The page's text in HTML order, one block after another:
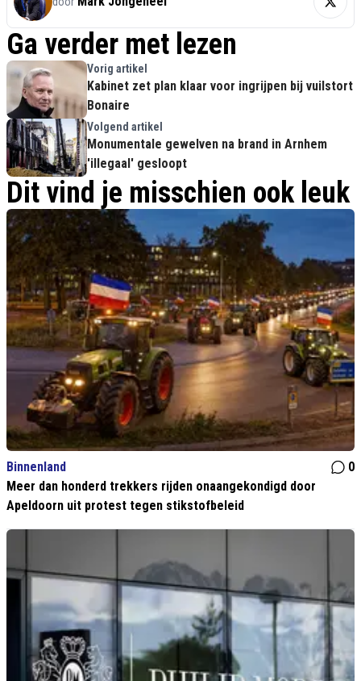
Ga verder met lezen
Vorig artikel
Kabinet zet plan klaar voor ingrijpen bij vuilstort
Bonaire
Volgend artikel
Monumentale gewelven na brand in Arnhem
'illegaal' gesloopt
Dit vind je misschien ook leuk
Binnenland
0
Meer dan honderd trekkers rijden onaangekondigd door
Apeldoorn uit protest tegen stikstofbeleid